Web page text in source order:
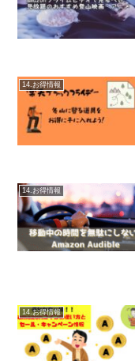
14.お得情報
14.お得情報
14.お得情報